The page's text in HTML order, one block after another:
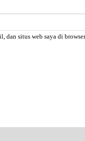
dan situs web saya di